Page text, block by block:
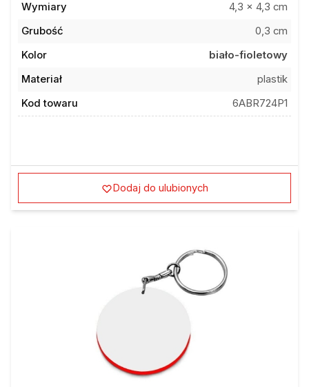
Wymiary
4,3 x 4,3 cm
Grubość
0,3 cm
Kolor
biało-fioletowy
Materiał
plastik
Kod towaru
6ABR724P1
Dodaj do ulubionych